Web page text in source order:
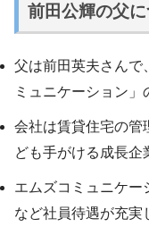
前田公輝の父
父は前田英夫さんで
ミュニケーション」
会社は賃貸住宅の管
ども手がける成長企
エムズコミュニケー
など社員待遇が充実